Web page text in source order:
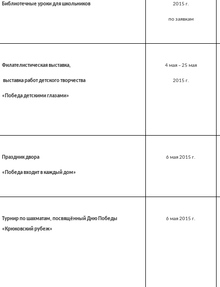
Библиотечные уроки для школьников 2015 г.
по заявкам
Филателистическая выставка,
выставка работ детского творчества
«Победа детскими глазами»
4 мая – 25 мая
2015 г.
Праздник двора
«Победа входит в каждый дом»
6 мая2015 г.
Турнир по шахматам, посвящённый Дню Победы
«Крюковский рубеж»
6 мая2015 г.